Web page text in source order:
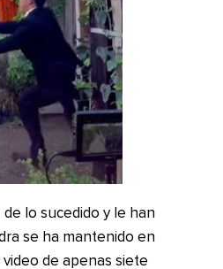
de lo sucedido y le han
se ha mantenido en
de apenas siete